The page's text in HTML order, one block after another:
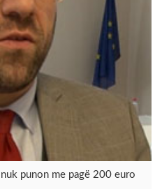
punon me pagë 200 euro